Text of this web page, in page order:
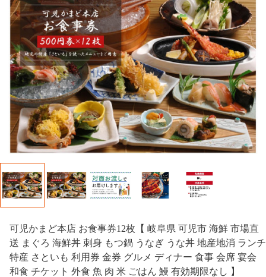
可児かまど本店 お食事券12枚【 岐阜県 可児市 海鮮 市場直
送 まぐろ 海鮮丼 刺身 もつ鍋 うなぎ うな丼 地産地消 ランチ
特産 さといも 利用券 金券 グルメ ディナー 食事 会席 宴会
和食 チケット 外食 魚 肉 米 ごはん 鰻 有効期限なし 】